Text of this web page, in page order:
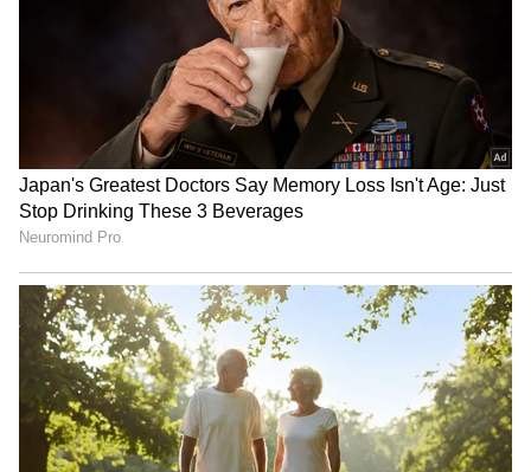
ಕೃಷ್ಣ ಅವರು 1999 ರಿಂದ 2004 ರವರೆಗೆ ಕರ್ನಾಟಕ ರಾಜ್ಯದ
16 ನೇ ಮುಖ್ಯಮಂತ್ರಿಗಳಾಗಿದ್ದರು. ಕರ್ನಾಟಕದ ಅತ್ಯಂತ
ಹೆಚ್ಚು ಸುಶಿಕ್ಷಿತ ಮುಖ್ಯಮಂತ್ರಿಗಳಲ್ಲಿ ಕೃಷ್ಣ ಕೂಡ ಒಬ್ಬರು.
Shetty speech | Suvarna News
ಶೇ.50 ರಿಂದ ಶೇ.18 ಕ್ಕೆ TAX ಇಳಿಕೆ: ಮೋದಿ-
ಟ್ರಂಪ್ ಐತಿಹಾಸಿಕ ಒಪ್ಪಂದ | India US
Trade Deal | Party Rounds